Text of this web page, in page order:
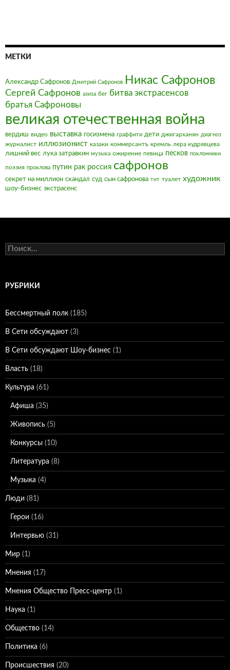
МЕТКИ
Александр Сафронов Дмитрий Сафронов Никас Сафронов
Сергей Сафронов азиза бег битва экстрасенсов
братья Сафроновы
великая отечественная война
вердиш видео выставка госизмена граффити дети джигарханян диагноз
журналист иллюзионист казаки коммерсантъ кремль лера кудрявцева
лишний вес лука затравкин музыка ожирение певица песков поклонники
поэзия проклова путин рак россия сафронов
секрет на миллион скандал суд сын сафронова тнт туалет художник
шоу-бизнес экстрасенс
Найти:
РУБРИКИ
Бессмертный полк (185)
В Сети обсуждают (3)
В Сети обсуждают Шоу-бизнес (1)
Власть (18)
Культура (61)
Афиша (35)
Живопись (5)
Конкурсы (10)
Литература (8)
Музыка (4)
Люди (81)
Герои (16)
Интервью (31)
Мир (1)
Мнения (17)
Мнения Общество Пресс-центр (1)
Наука (1)
Общество (14)
Политика (6)
Происшествия (20)